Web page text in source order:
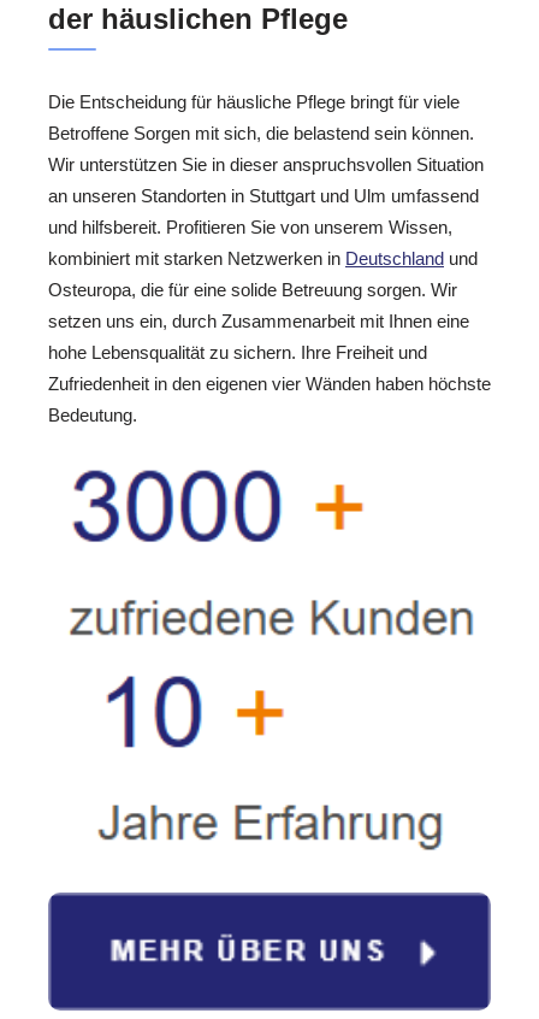
der häuslichen Pflege
Die Entscheidung für häusliche Pflege bringt für viele
Betroffene Sorgen mit sich, die belastend sein können.
Wir unterstützen Sie in dieser anspruchsvollen Situation
an unseren Standorten in Stuttgart und Ulm umfassend
und hilfsbereit. Profitieren Sie von unserem Wissen,
kombiniert mit starken Netzwerken in Deutschland und
Osteuropa, die für eine solide Betreuung sorgen. Wir
setzen uns ein, durch Zusammenarbeit mit Ihnen eine
hohe Lebensqualität zu sichern. Ihre Freiheit und
Zufriedenheit in den eigenen vier Wänden haben höchste
Bedeutung.